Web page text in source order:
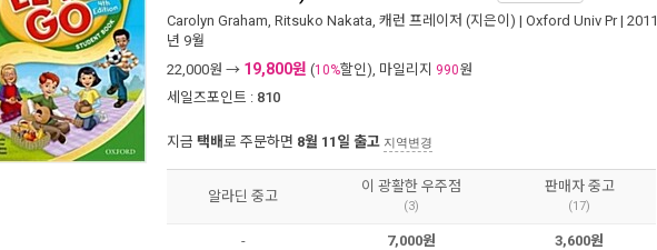
Carolyn Graham, Ritsuko Nakata, 캐런 프레이저 (지은이) | Oxford Univ Pr| 2011
년 9월
22,000원 → 19,800원 (10%할인), 마일리지 990원
세일즈포인트 : 810
지금 택배로 주문하면 8월 11일 출고 지역변경
알라딘 중고
이 광활한 우주점
(3)
판매자 중고
(17)
- 7,000원 3,600원